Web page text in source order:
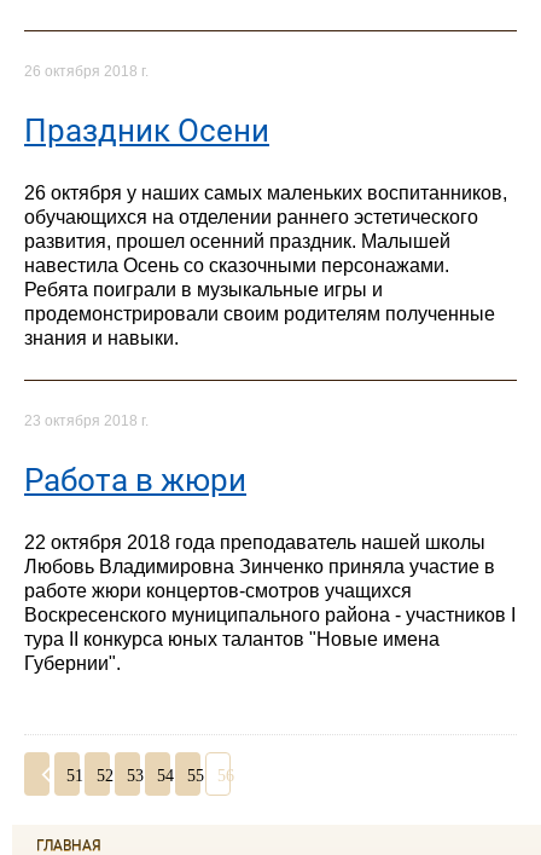
26 октября 2018 г.
Праздник Осени
26 октября у наших самых маленьких воспитанников,
обучающихся на отделении раннего эстетического
развития, прошел осенний праздник. Малышей
навестила Осень со сказочными персонажами.
Ребята поиграли в музыкальные игры и
продемонстрировали своим родителям полученные
знания и навыки.
23 октября 2018 г.
Работа в жюри
22 октября 2018 года преподаватель нашей школы
Любовь Владимировна Зинченко приняла участие в
работе жюри концертов-смотров учащихся
Воскресенского муниципального района - участников I
тура II конкурса юных талантов "Новые имена
Губернии".
51 52 53 54 55 56
ГЛАВНАЯ